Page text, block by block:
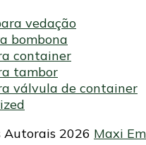
vedação
bombona
container
tambor
válvula de container
Autorais 2026 Maxi